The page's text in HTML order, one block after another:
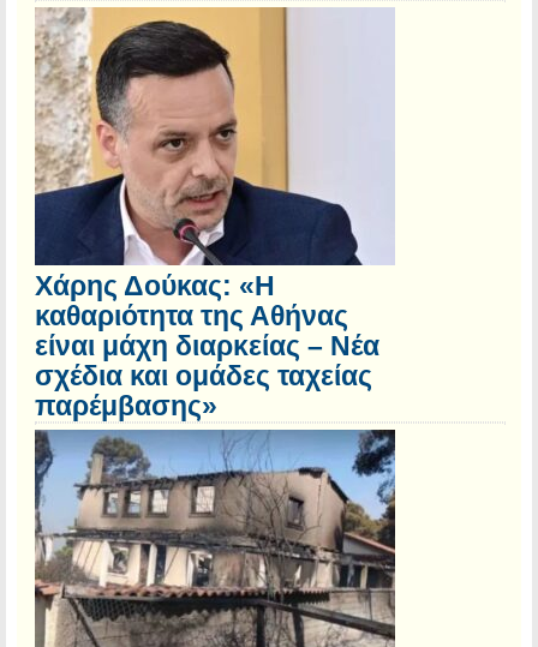
Χάρης Δούκας: «Η
καθαριότητα της Αθήνας
είναι μάχη διαρκείας – Νέα
σχέδια και ομάδες ταχείας
παρέμβασης»